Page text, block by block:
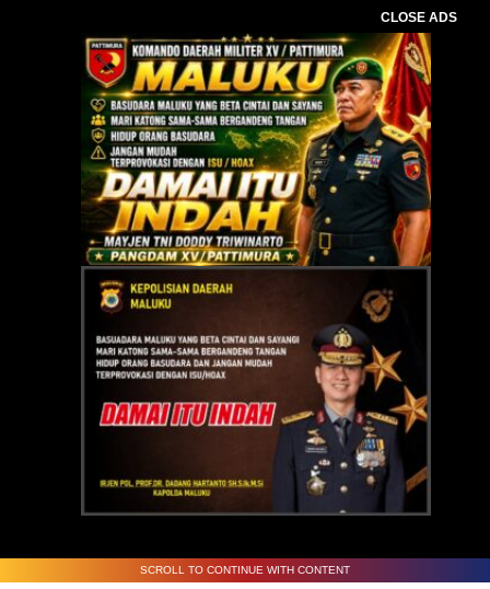
CLOSE ADS
SCROLL TO CONTINUE WITH CONTENT